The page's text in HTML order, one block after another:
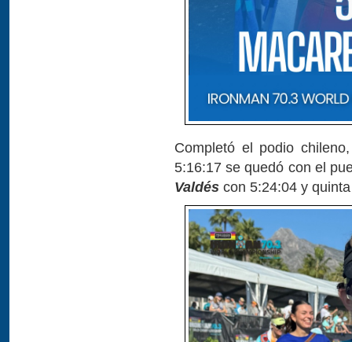
Completó el podio
5:16:17 se quedó con el
Valdés con 5:24:04 y